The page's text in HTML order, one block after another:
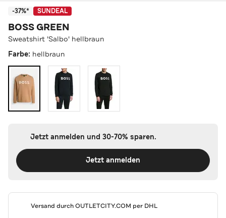
-37%* SUNDEAL
BOSS GREEN
Sweatshirt 'Salbo' hellbraun
Farbe: hellbraun
Jetzt anmelden und 30-70% sparen.
Jetzt anmelden
Versand durchOUTLETCITY.COM per DHL